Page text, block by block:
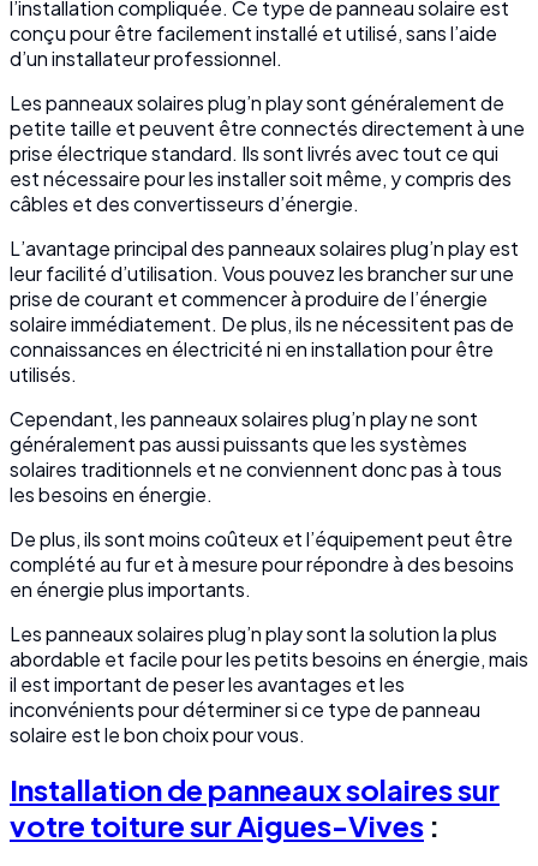
l’installation compliquée. Ce type de panneau solaire est
conçu pour être facilement installé et utilisé, sans l’aide
d’un installateur professionnel.
Les panneaux solaires plug’n play sont généralement de
petite taille et peuvent être connectés directement à une
prise électrique standard. Ils sont livrés avec tout ce qui
est nécessaire pour les installer soit même, y compris des
câbles et des convertisseurs d’énergie.
L’avantage principal des panneaux solaires plug’n play est
leur facilité d’utilisation. Vous pouvez les brancher sur une
prise de courant et commencer à produire de l’énergie
solaire immédiatement. De plus, ils ne nécessitent pas de
connaissances en électricité ni en installation pour être
utilisés.
Cependant, les panneaux solaires plug’n play ne sont
généralement pas aussi puissants que les systèmes
solaires traditionnels et ne conviennent donc pas à tous
les besoins en énergie.
De plus, ils sont moins coûteux et l’équipement peut être
complété au fur et à mesure pour répondre à des besoins
en énergie plus importants.
Les panneaux solaires plug’n play sont la solution la plus
abordable et facile pour les petits besoins en énergie, mais
il est important de peser les avantages et les
inconvénients pour déterminer si ce type de panneau
solaire est le bon choix pour vous.
Installation de panneaux solaires sur
votre toiture sur Aigues-Vives :